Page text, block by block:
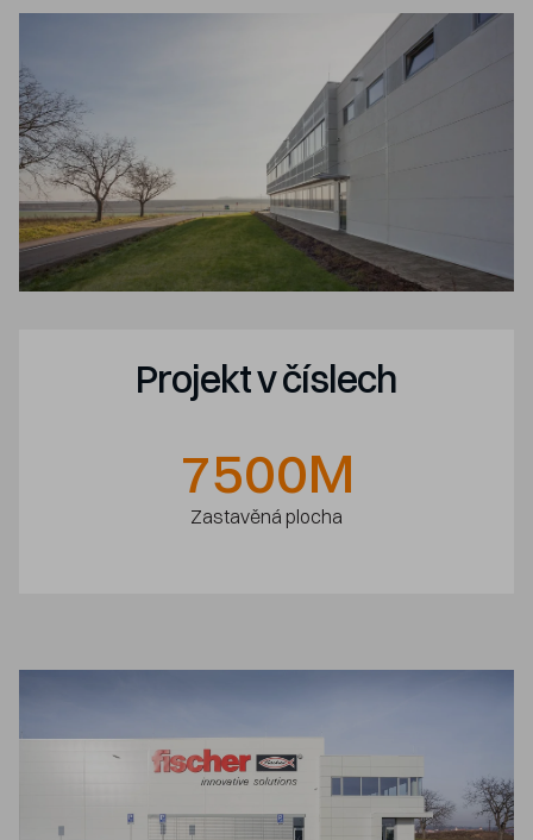
Projekt v číslech
7500M
Zastavěná plocha